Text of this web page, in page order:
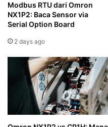
Modbus RTU dari Omron
NX1P2: Baca Sensor via
Serial Option Board
2 days ago